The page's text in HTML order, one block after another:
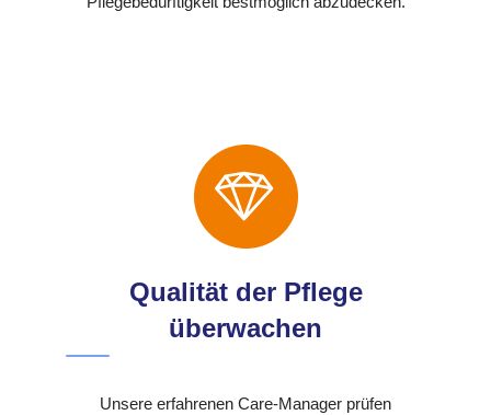
Qualität der Pflege
überwachen
Unsere erfahrenen Care-Manager prüfen